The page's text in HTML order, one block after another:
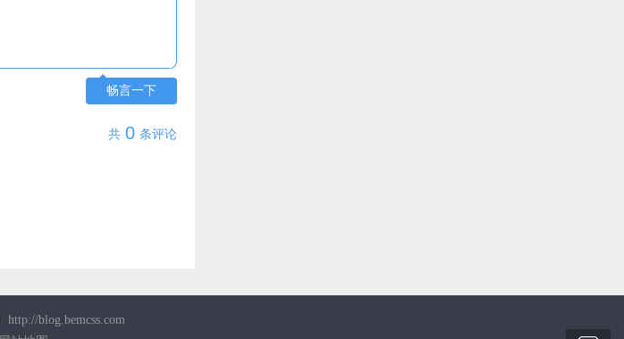
畅言一下
共 0 条评论
http://blog.bemcss.com